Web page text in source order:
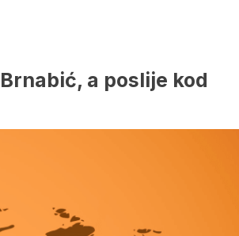
a poslije kod